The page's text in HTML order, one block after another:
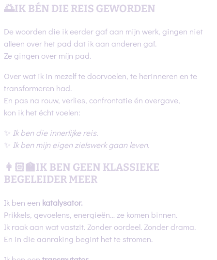
🌅IK BÉN DIE REIS GEWORDEN
De woorden die ik eerder gaf aan mijn werk, gingen niet
alleen over het pad dat ik aan anderen gaf.
Ze gingen over míjn pad.
Over wat ik in mezelf te doorvoelen, te herinneren en te
transformeren had.
En pas na rouw, verlies, confrontatie én overgave,
kon ik het écht voelen:
✨ Ik ben die innerlijke reis.
✨ Ik ben mijn eigen zielswerk gaan leven.
👩🏻‍🏫IK BEN GEEN KLASSIEKE
BEGELEIDER MEER
Ik ben een katalysator.
Prikkels, gevoelens, energieën… ze komen binnen.
Ik raak aan wat vastzit. Zonder oordeel. Zonder drama.
En in die aanraking begint het te stromen.